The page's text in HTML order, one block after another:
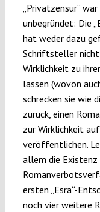
„Privatzensur“
unbegründet: Die
hat weder dazu
Schriftsteller
Wirklichkeit zu
lassen (wovon
schrecken sie wie
zurück, einen
zur Wirklichkeit
veröffentlichen.
allem die Existenz
ersten „Esra“-
noch vier weitere